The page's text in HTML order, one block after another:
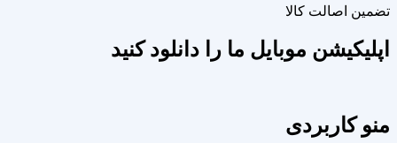
تضمین اصالت کالا
اپلیکیشن موبایل ما را دانلود کنید
منو کاربردی